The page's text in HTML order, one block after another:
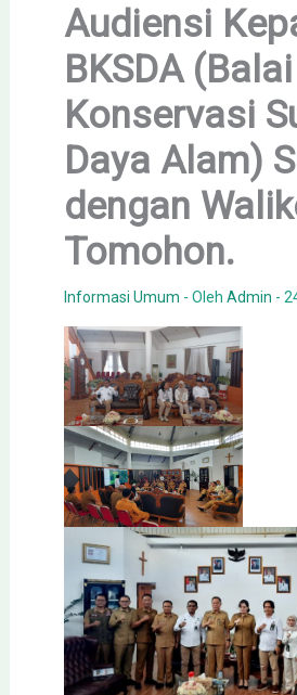
Audiensi
BKSDA (Balai
Konservasi
Daya Alam)
dengan
Tomohon.
Informasi Umum - OlehAdmin -